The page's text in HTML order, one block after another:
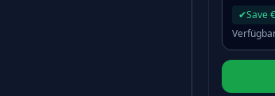
✔Save